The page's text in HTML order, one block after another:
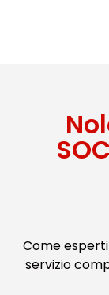
Come
servizio